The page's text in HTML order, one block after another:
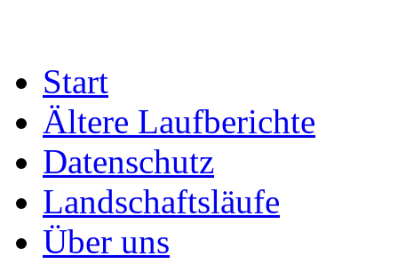
Inhalt
springenStart
Ältere Laufberichte
Datenschutz
Landschaftsläufe
Über uns